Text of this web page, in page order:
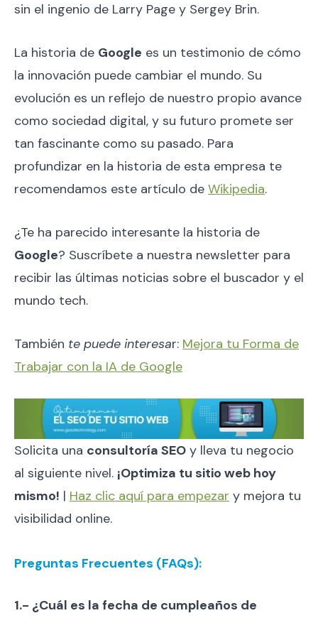
sin el ingenio de Larry Page y Sergey Brin.
La historia de Google es un testimonio de cómo
la innovación puede cambiar el mundo. Su
evolución es un reflejo de nuestro propio avance
como sociedad digital, y su futuro promete ser
tan fascinante como su pasado. Para
profundizar en la historia de esta empresa te
recomendamos este artículo de Wikipedia.
¿Te ha parecido interesante la historia de
Google? Suscríbete a nuestra newsletter para
recibir las últimas noticias sobre el buscador y el
mundo tech.
También te puede interesar: Mejora tu Forma de
Trabajar con la IA de Google
Solicita una consultoría SEO y lleva tu negocio
al siguiente nivel. ¡Optimiza tu sitio web hoy
mismo! | Haz clic aquí para empezar y mejora tu
visibilidad online.
Preguntas Frecuentes (FAQs):
1.- ¿Cuál es la fecha de cumpleaños de